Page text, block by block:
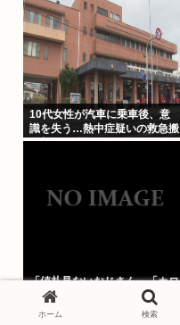
10代女性が汽車に乗車後、意
識を失う…熱中症疑いの救急搬
送相次ぐ 鳥取
「値札見ないおじさん」「カロ
リー表示見ないおじさん」「原
材料見ないおじさん」まさかお
ホーム 検索